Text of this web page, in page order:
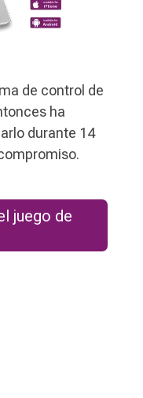
de control de
ha
durante 14
juego de